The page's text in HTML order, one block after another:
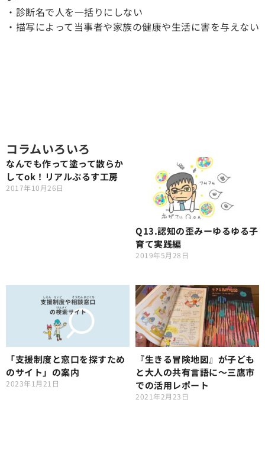
・診断名で人を一括りにしない
・描写によって当事者や家族の健康や生活に害を与えない
コラムいろいろ
なんでも作って塗って散らか
してok！リアルぷるす工房
2017年10月26日
Q13.認知の歪みーゆるゆる子
育て実践編
2019年5月28日
「支援制度と窓口を探すため
のサイト」の案内
2023年1月21日
『生きる冒険地図』が子ども
と大人の共有言語に〜三鷹市
での活用レポート
2021年2月23日